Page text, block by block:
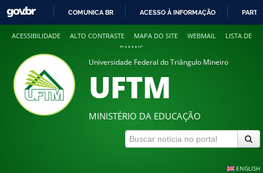
COMUNICA BR ACESSO À INFORMAÇÃO
ACESSIBILIDADE ALTO CONTRASTE MAPA DO SITE WEBMAIL
LISTA DE
RAMAIS
Universidade Federal do Triângulo Mineiro
UFTM
MINISTÉRIO DA EDUCAÇÃO
ENGLISH